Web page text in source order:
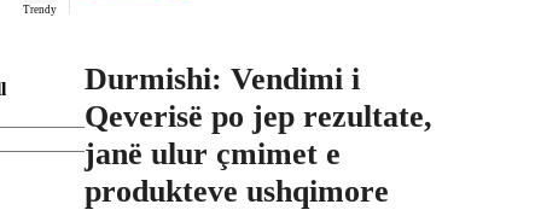
Trendy
Durmishi: Vendimi i
Qeverisë po jep rezultate,
janë ulur çmimet e
produkteve ushqimore